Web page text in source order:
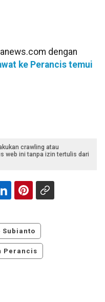
dengan
ke Perancis temui
crawling atau
web ini tanpa izin tertulis dari
Subianto
Perancis